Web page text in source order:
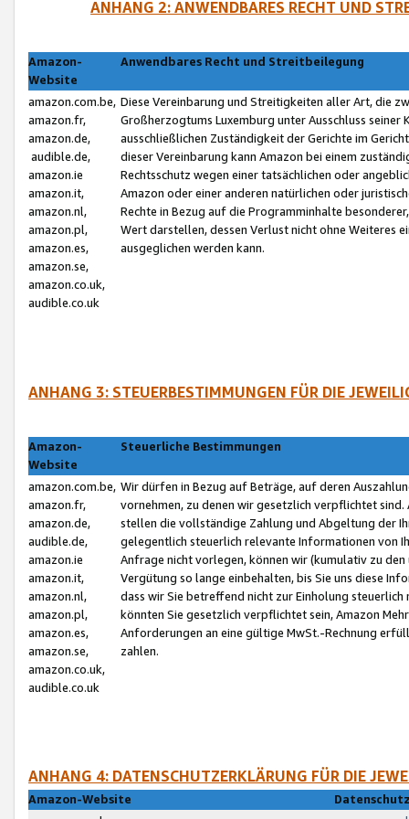
ANHANG 2: ANWENDBARES RECHT UND
Amazon-
Website
Anwendbares Recht und Streitbeilegung
amazon.com.be,
amazon.fr,
amazon.de,
audible.de,
amazon.ie
amazon.it,
amazon.nl,
amazon.pl,
amazon.es,
amazon.se,
amazon.co.uk,
audible.co.uk
Diese Vereinbarung und Streitigkeiten aller Art, die
Großherzogtums Luxemburg unter Ausschluss
ausschließlichen Zuständigkeit der Gerichte im
dieser Vereinbarung kann Amazon bei einem
Rechtsschutz wegen einer tatsächlichen oder
Amazon oder einer anderen natürlichen oder
Rechte in Bezug auf die Programminhalte
Wert darstellen, dessen Verlust nicht ohne Weiteres
ausgeglichen werden kann.
ANHANG 3: STEUERBESTIMMUNGEN FÜR DIE
Amazon-
Website
Steuerliche Bestimmungen
amazon.com.be,
amazon.fr,
amazon.de,
audible.de,
amazon.ie
amazon.it,
amazon.nl,
amazon.pl,
amazon.es,
amazon.se,
amazon.co.uk,
audible.co.uk
Wir dürfen in Bezug auf Beträge, auf deren
vornehmen, zu denen wir gesetzlich verpflichtet
stellen die vollständige Zahlung und Abgeltung der
gelegentlich steuerlich relevante Informationen von
Anfrage nicht vorlegen, können wir (kumulativ zu
Vergütung so lange einbehalten, bis Sie uns diese
dass wir Sie betreffend nicht zur Einholung
könnten Sie gesetzlich verpflichtet sein, Amazon
Anforderungen an eine gültige MwSt.-Rechnung
zahlen.
ANHANG 4: DATENSCHUTZERKLÄRUNG FÜR DIE
Amazon-Website